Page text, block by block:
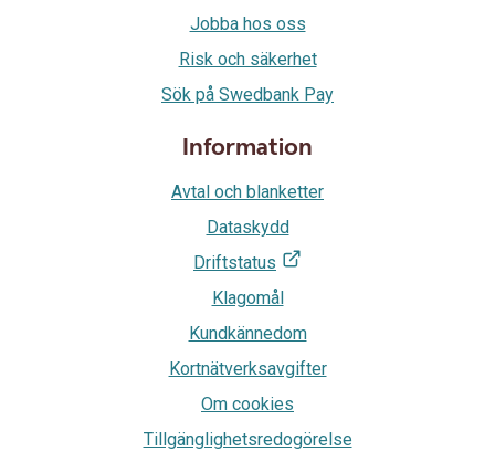
Jobba hos oss
Risk och säkerhet
Sök på Swedbank Pay
Information
Avtal och blanketter
Dataskydd
Driftstatus
Klagomål
Kundkännedom
Kortnätverksavgifter
Om cookies
Tillgänglighetsredogörelse